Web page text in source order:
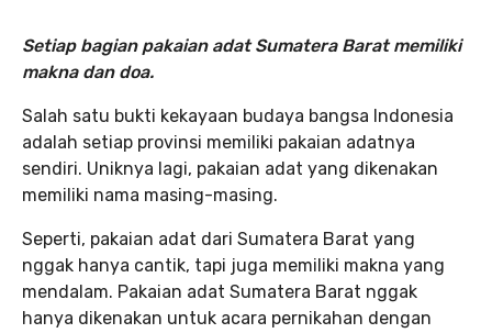
Setiap bagian pakaian adat Sumatera Barat memiliki
makna dan doa.
Salah satu bukti kekayaan budaya bangsa Indonesia
adalah setiap provinsi memiliki pakaian adatnya
sendiri. Uniknya lagi, pakaian adat yang dikenakan
memiliki nama masing-masing.
Seperti, pakaian adat dari Sumatera Barat yang
nggak hanya cantik, tapi juga memiliki makna yang
mendalam. Pakaian adat Sumatera Barat nggak
hanya dikenakan untuk acara pernikahan dengan